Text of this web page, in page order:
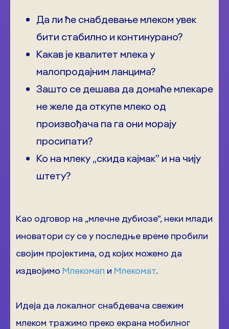
Да ли ће снабдевање млеком увек
бити стабилно и континурано?
Какав је квалитет млека у
малопродајним ланцима?
Зашто се дешава да домаће млекаре
не желе да откупе млеко од
произвођача па га они морају
просипати?
Ко на млеку „скида кајмак” и на чију
штету?
Као одговор на „млечне дубиозе”, неки млади
иноватори су се у последње време пробили
својим пројектима, од којих можемо да
издвојимо Млекомап и Млекомат.
Идеја да локалног снабдевача свежим
млеком тражимо преко екрана мобилног